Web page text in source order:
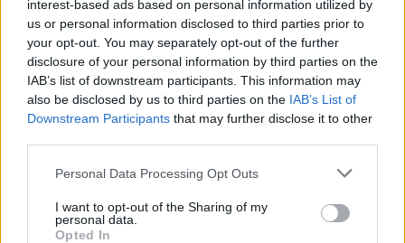
interest-based ads based on personal information utilized by
us or personal information disclosed to third parties prior to
your opt-out. You may separately opt-out of the further
disclosure of your personal information by third parties on the
IAB’s list of downstream participants. This information may
also be disclosed by us to third parties on the IAB’s List of
Downstream Participants that may further disclose it to other
Personal Data Processing Opt Outs
I want to opt-out of the Sharing of my
personal data.
Opted In
Concerta (503)
ADHD - psychostimulantia
Amlodipine (493)
Bloeddruk - calciumantagonisten
Amoxicilline / Clavulaanzuur (486)
Antibiotica - penicillines breedspectrum
Dexamfetamine (446)
ADHD - psychostimulantia